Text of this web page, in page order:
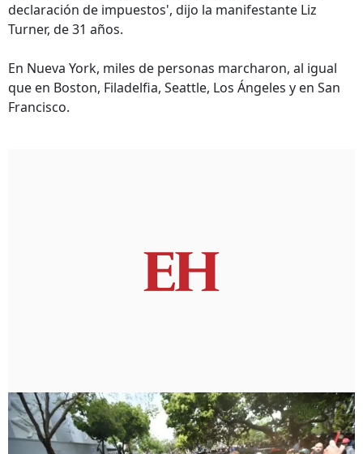
declaración de impuestos', dijo la manifestante Liz
Turner, de 31 años.
En Nueva York, miles de personas marcharon, al igual
que en Boston, Filadelfia, Seattle, Los Ángeles y en San
Francisco.